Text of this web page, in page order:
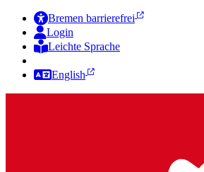
Bremen barrierefrei
Login
Leichte Sprache
English